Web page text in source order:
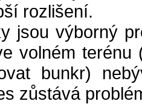
rozlišení.
jsou výborný
volném terénu
bunkr)
zůstává